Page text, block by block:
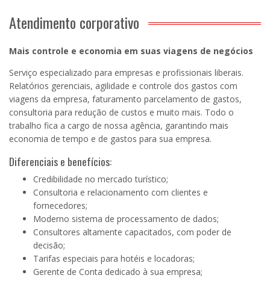
Atendimento corporativo
Mais controle e economia em suas viagens de negócios
Serviço especializado para empresas e profissionais liberais.
Relatórios gerenciais, agilidade e controle dos gastos com
viagens da empresa, faturamento parcelamento de gastos,
consultoria para redução de custos e muito mais. Todo o
trabalho fica a cargo de nossa agência, garantindo mais
economia de tempo e de gastos para sua empresa.
Diferenciais e benefícios:
Credibilidade no mercado turístico;
Consultoria e relacionamento com clientes e
fornecedores;
Moderno sistema de processamento de dados;
Consultores altamente capacitados, com poder de
decisão;
Tarifas especiais para hotéis e locadoras;
Gerente de Conta dedicado à sua empresa;